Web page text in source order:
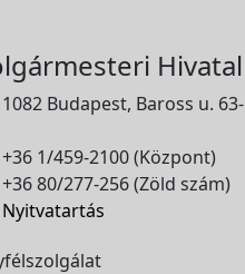
Hivatal
1082 Budapest, Baross u. 63-
+36 1/459-2100 (Központ)
+36 80/277-256 (Zöld szám)
Nyitvatartás